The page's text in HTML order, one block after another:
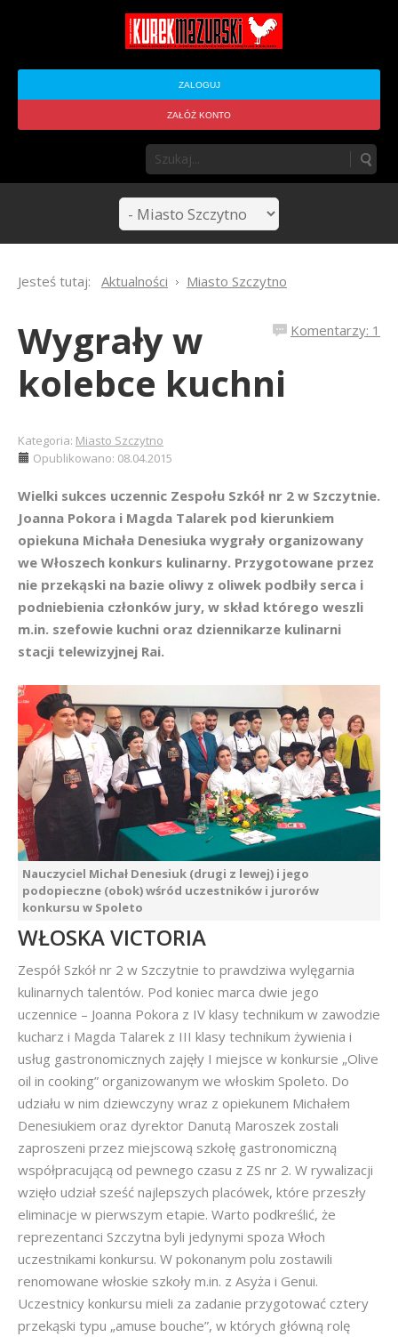
ZALOGUJ
ZAŁÓŻ KONTO
Jesteś tutaj: Aktualności Miasto Szczytno
Komentarzy: 1
Wygrały w
kolebce kuchni
Kategoria: Miasto Szczytno
Opublikowano: 08.04.2015
Wielki sukces uczennic Zespołu Szkół nr 2 w Szczytnie.
Joanna Pokora i Magda Talarek pod kierunkiem
opiekuna Michała Denesiuka wygrały organizowany
we Włoszech konkurs kulinarny. Przygotowane przez
nie przekąski na bazie oliwy z oliwek podbiły serca i
podniebienia członków jury, w skład którego weszli
m.in. szefowie kuchni oraz dziennikarze kulinarni
stacji telewizyjnej Rai.
Nauczyciel Michał Denesiuk (drugi z lewej) i jego
podopieczne (obok) wśród uczestników i jurorów
konkursu w Spoleto
WŁOSKA VICTORIA
Zespół Szkół nr 2 w Szczytnie to prawdziwa wylęgarnia
kulinarnych talentów. Pod koniec marca dwie jego
uczennice – Joanna Pokora z IV klasy technikum w zawodzie
kucharz i Magda Talarek z III klasy technikum żywienia i
usług gastronomicznych zajęły I miejsce w konkursie „Olive
oil in cooking” organizowanym we włoskim Spoleto. Do
udziału w nim dziewczyny wraz z opiekunem Michałem
Denesiukiem oraz dyrektor Danutą Maroszek zostali
zaproszeni przez miejscową szkołę gastronomiczną
współpracującą od pewnego czasu z ZS nr 2. W rywalizacji
wzięło udział sześć najlepszych placówek, które przeszły
eliminacje w pierwszym etapie. Warto podkreślić, że
reprezentanci Szczytna byli jedynymi spoza Włoch
uczestnikami konkursu. W pokonanym polu zostawili
renomowane włoskie szkoły m.in. z Asyża i Genui.
Uczestnicy konkursu mieli za zadanie przygotować cztery
przekąski typu „amuse bouche”, w których główną rolę